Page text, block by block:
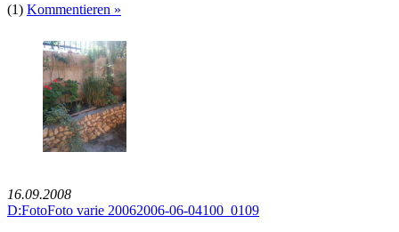
(1) Kommentieren »
16.09.2008
D:FotoFoto varie 20062006-06-04100_0109